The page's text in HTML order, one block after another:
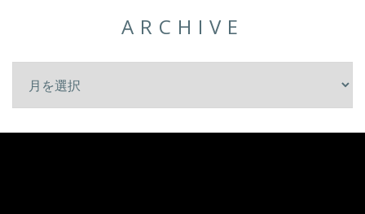
ARCHIVE